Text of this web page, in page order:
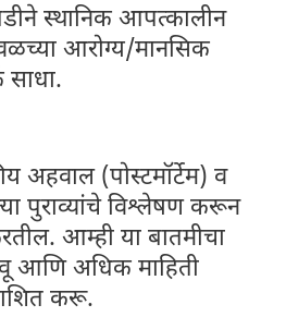
स्थानिक आपत्कालीन
आरोग्य/मानसिक
साधा.
अहवाल (पोस्टमॉर्टेम) व
पुराव्यांचे विश्लेषण करून
आम्ही या बातमीचा
आणि अधिक माहिती
करू.